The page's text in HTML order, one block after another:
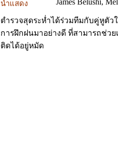
นำแสดง James Belushi,
ตำรวจสุดระห่ำได้ร่วมทีมกับคู่หูตั
การฝึกฝนมาอย่างดี ที่สามารถช่ว
ติดได้อยู่หมัด